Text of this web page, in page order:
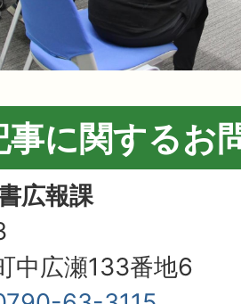
事に関するお
広報課
中広瀬133番地6